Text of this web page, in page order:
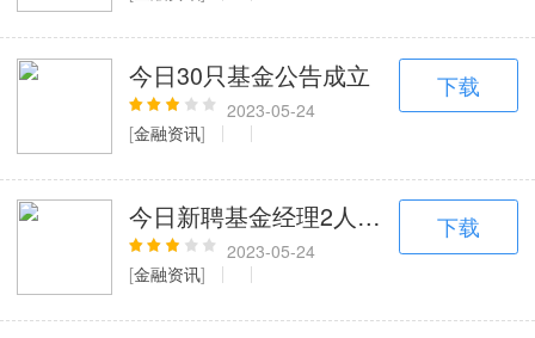
电视应用
189+款应用
今日30只基金公告成立
2023-05-24
[金融资讯]
下载
今日新聘基金经理2人，无基金经理离
2023-05-24
[金融资讯]
下载